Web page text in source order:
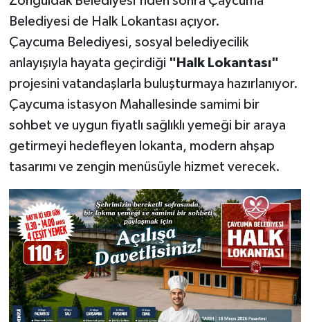
Belediyesi de Halk Lokantası açıyor.
Çaycuma Belediyesi, sosyal belediyecilik
anlayışıyla hayata geçirdiği "Halk Lokantası"
projesini vatandaşlarla buluşturmaya hazırlanıyor.
Çaycuma istasyon Mahallesinde samimi bir
sohbet ve uygun fiyatlı sağlıklı yemeği bir araya
getirmeyi hedefleyen lokanta, modern ahşap
tasarımı ve zengin menüsüyle hizmet verecek.